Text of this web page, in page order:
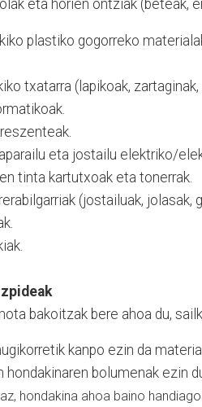
eta horien ontziak (beteak,
plastiko gogorreko
txatarra (lapikoak,
eta jostailu elektriko/
tinta kartutxoak eta tonerrak.
(jostailuak, jolasak,
bakoitzak bere ahoa du,
kanpo ezin da
hondakinaren bolumenak ezin
hondakina ahoa baino